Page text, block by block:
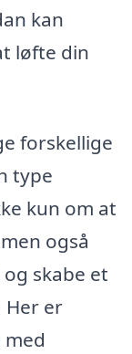
kan
løfte din
forskellige
type
kun om at
også
skabe et
er